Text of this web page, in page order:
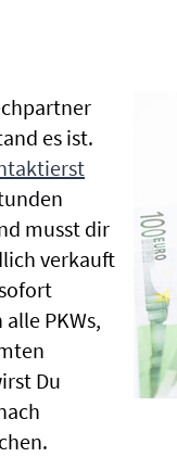
es ist.
musst dir
verkauft
PKWs,
Du